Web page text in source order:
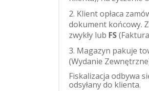
Klient opłaca
dokument końcowy.
zwykły lub FS
Magazyn pakuje
(Wydanie
Fiskalizacja odbywa
odsyłany do klienta.